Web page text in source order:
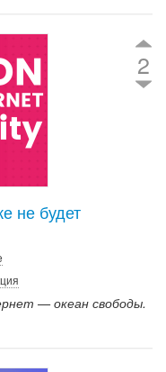
2
не будет
— океан свободы.